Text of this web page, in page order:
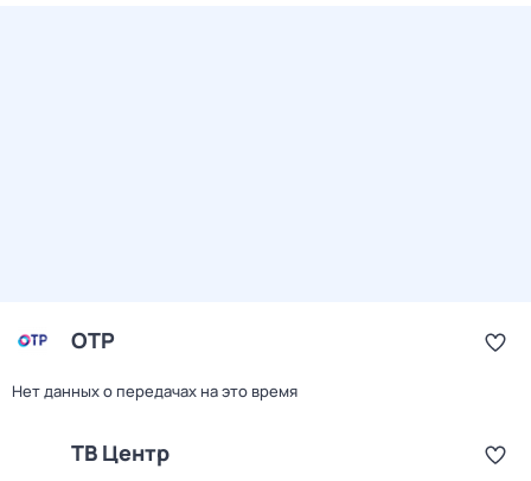
ОТР
Нет данных о передачах на это время
ТВ Центр